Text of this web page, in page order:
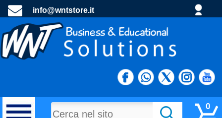
info@wntstore.it
0